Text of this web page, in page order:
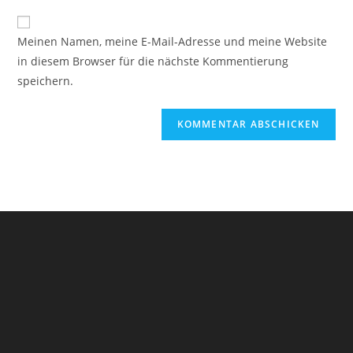
ein
zum
Kommentieren
ein
Website-
URL
Meinen Namen, meine E-Mail-Adresse und meine Website
in diesem Browser für die nächste Kommentierung
speichern.